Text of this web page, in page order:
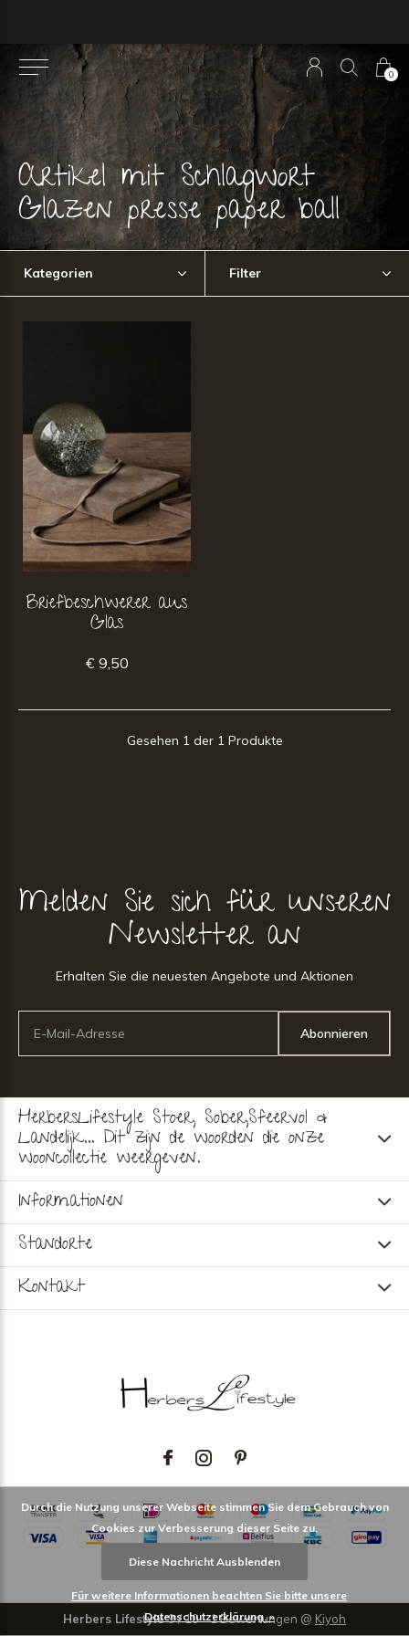
0
Artikel mit Schlagwort
Glazen presse paper ball
Kategorien Filter
Briefbeschwerer aus
Glas
€ 9,50
Gesehen 1 der 1 Produkte
Melden Sie sich für unseren
Newsletter an
Erhalten Sie die neuesten Angebote und Aktionen
Abonnieren
HerbersLifestyle Stoer, Sober,Sfeervol &
Landelijk... Dit zijn de woorden die onze
wooncollectie weergeven.
Informationen
Standorte
Kontakt
Herbers Lifestyle9/10-1Bewertungen @ Kiyoh
Durch die Nutzung unserer Webseite stimmen Sie dem Gebrauch von
Cookies zur Verbesserung dieser Seite zu.
Diese Nachricht Ausblenden
Für weitere Informationen beachten Sie bitte unsere
Datenschutzerklärung. »